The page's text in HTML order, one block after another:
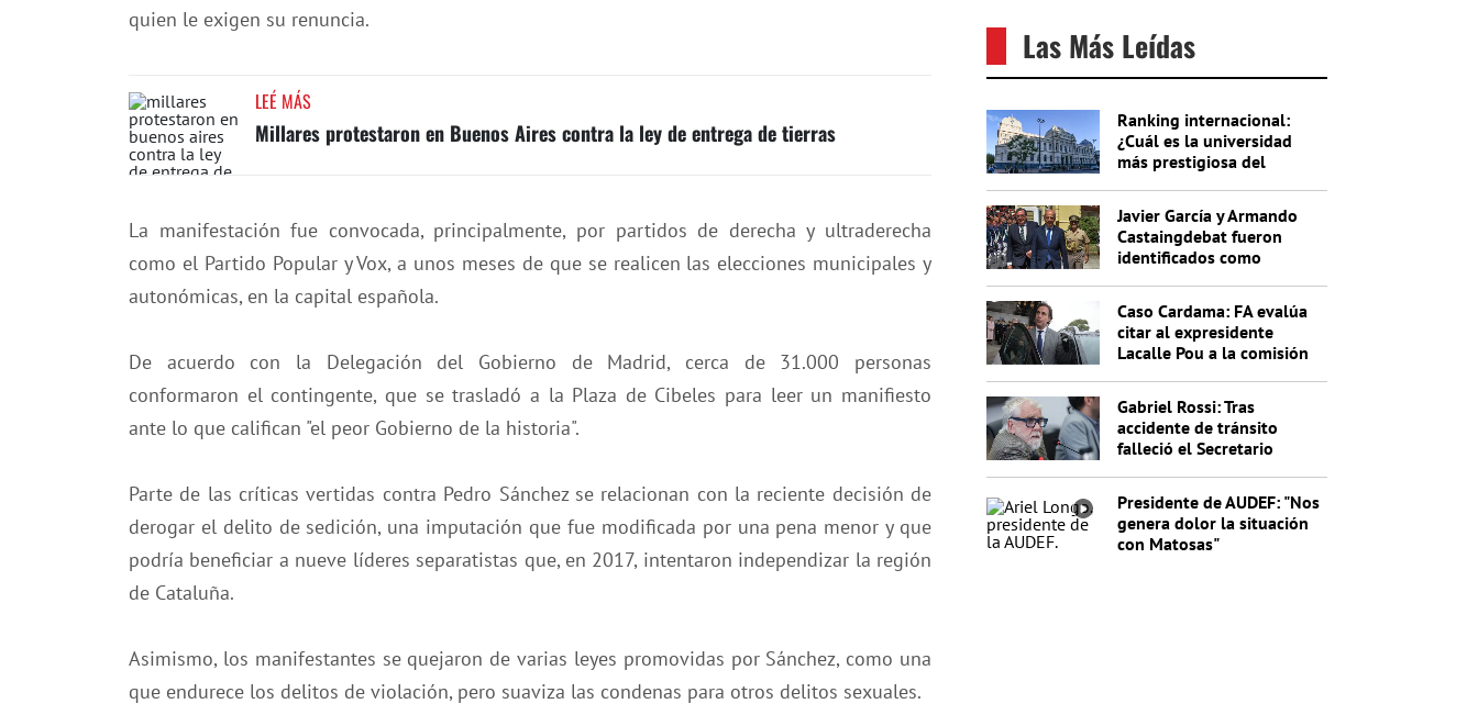
quien le exigen su renuncia.
LEÉ MÁS
Millares protestaron en Buenos Aires contra la ley de entrega de tierras
La manifestación fue convocada, principalmente, por partidos de derecha y ultraderecha
como el Partido Popular y Vox, a unos meses de que se realicen las elecciones municipales y
autonómicas, en la capital española.
De acuerdo con la Delegación del Gobierno de Madrid, cerca de 31.000 personas
conformaron el contingente, que se trasladó a la Plaza de Cibeles para leer un manifiesto
ante lo que califican "el peor Gobierno de la historia".
Parte de las críticas vertidas contra Pedro Sánchez se relacionan con la reciente decisión de
derogar el delito de sedición, una imputación que fue modificada por una pena menor y que
podría beneficiar a nueve líderes separatistas que, en 2017, intentaron independizar la región
de Cataluña.
Asimismo, los manifestantes se quejaron de varias leyes promovidas por Sánchez, como una
que endurece los delitos de violación, pero suaviza las condenas para otros delitos sexuales.
Las Más Leídas
Ranking internacional:
¿Cuál es la universidad
más prestigiosa del
Javier García y Armando
Castaingdebat fueron
identificados como
Caso Cardama: FA evalúa
citar al expresidente
Lacalle Pou a la comisión
Gabriel Rossi: Tras
accidente de tránsito
falleció el Secretario
Presidente de AUDEF: "Nos
genera dolor la situación
con Matosas"